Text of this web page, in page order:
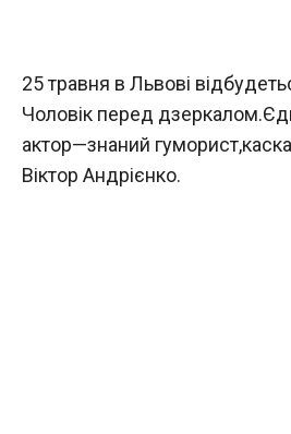
25 травня в Львові
Чоловік перед
актор—знаний
Віктор Андрієнко.